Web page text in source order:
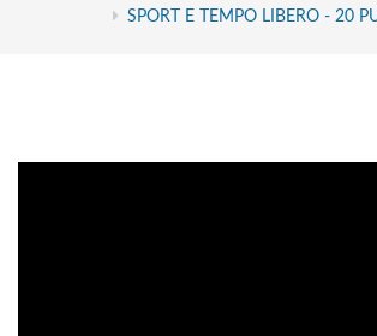
SPORT E TEMPO LIBERO - 20